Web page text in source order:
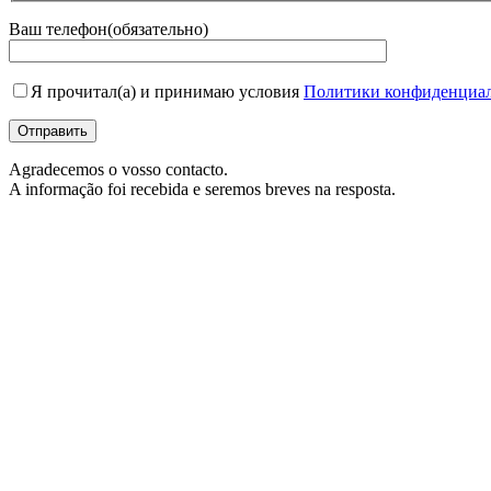
Ваш телефон(обязательно)
Я прочитал(а) и принимаю условия Политики
Отправить
Agradecemos o vosso contacto.
A informação foi recebida e seremos breves na resposta.